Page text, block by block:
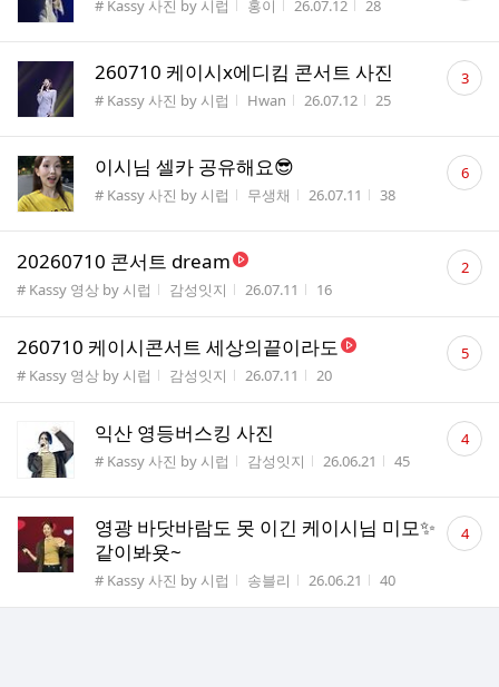
게시판명
# Kassy 사진 by 시럽 작성자
홍이 작성시간
26.07.12 조회수
28
260710 케이시x에디킴 콘서트 사진
게시판명
# Kassy 사진 by 시럽 작성자
Hwan 작성시간
26.07.12 조회수
25
댓
글 3
이시님 셀카 공유해요😎
게시판명
# Kassy 사진 by 시럽 작성자
무생채 작성시간
26.07.11 조회수
38
댓
글 6
20260710 콘서트 dream
게시판명
# Kassy 영상 by 시럽 작성자
감성잇지 작성시간
26.07.11 조회수
16
댓
글 2
260710 케이시콘서트 세상의끝이라도
게시판명
# Kassy 영상 by 시럽 작성자
감성잇지 작성시간
26.07.11 조회수
20
댓
글 5
익산 영등버스킹 사진
게시판명
# Kassy 사진 by 시럽 작성자
감성잇지 작성시간
26.06.21 조회수
45
댓
글 4
영광 바닷바람도 못 이긴 케이시님 미모✨
같이봐욧~
게시판명
# Kassy 사진 by 시럽 작성자
송블리 작성시간
26.06.21 조회수
40
댓
글 4